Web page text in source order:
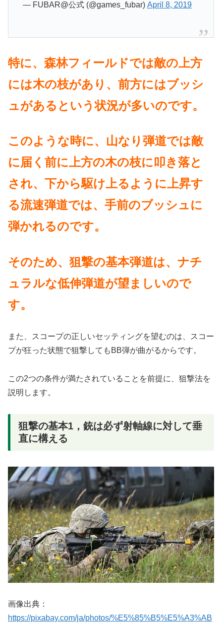
— FUBAR@公式 (@games_fubar) April 8, 2019
特に、森林フィールドでは敵の上方
には木の枝があり、前方にはブッシ
ュがあるという状況が多いのです。
このような時に、山なり弾道では敵
に届く前に上方の木の枝に叩き落と
され、下から駆け上るように上昇す
る流速弾道では、手前のブッシュに
弾かれるのです。
そのため、狙撃の基本弾道は、ナチ
ュラルな低伸弾道が望ましいので
す。
また、スコープの正しいセッティングを望むのは、スコー
プが狂った状態で狙撃してもBB弾が曲がるからです。
この2つの条件が満たされていることを前提に、狙撃法を
説明します。
狙撃の基本1，銃は必ず射軸線に対して垂
直に構える
画像出典：
https://pixabay.com/ja/photos/%E5%85%B5%E5%A3%AB